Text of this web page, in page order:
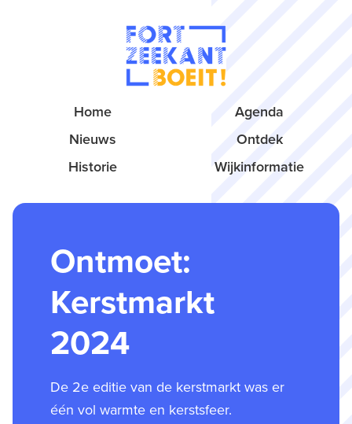
Home
Agenda
Nieuws
Ontdek
Historie
Wijkinformatie
Ontmoet:
Kerstmarkt
2024
De 2e editie van de kerstmarkt was er
één vol warmte en kerstsfeer.